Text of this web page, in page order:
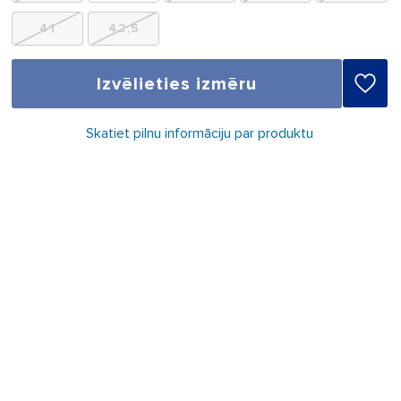
41 42,5
Izvēlieties izmēru
Skatiet pilnu informāciju par produktu